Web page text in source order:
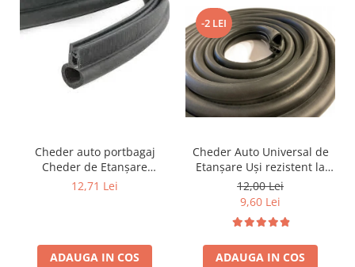
Cheder auto portbagaj
Cheder de Etanșare
Profesional din Cauciuc -
Liniar
12,71 Lei
ADAUGA IN COS
-2 LEI
Cheder Auto Universal de
Etanșare Uși rezistent la
intemperii, raze UV,
îmbătrânire și temperaturi
extreme
12,00 Lei
9,60 Lei
ADAUGA IN COS